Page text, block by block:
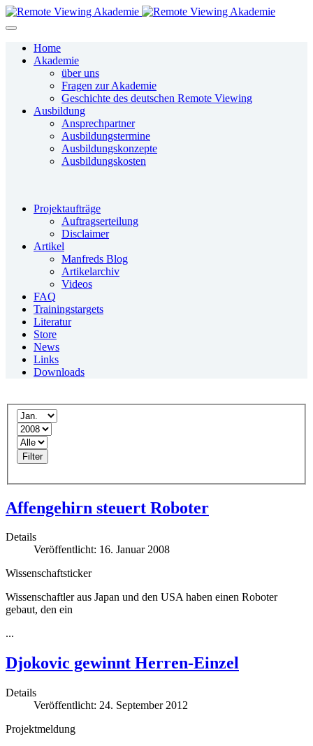
Home
Akademie
über uns
Fragen zur Akademie
Geschichte des deutschen Remote Viewing
Ausbildung
Ansprechpartner
Ausbildungstermine
Ausbildungskonzepte
Ausbildungskosten
Projektaufträge
Auftragserteilung
Disclaimer
Artikel
Manfreds Blog
Artikelarchiv
Videos
FAQ
Trainingstargets
Literatur
Store
News
Links
Downloads
Filter
Affengehirn steuert Roboter
Details
Veröffentlicht: 16. Januar 2008
Wissenschaftsticker
Wissenschaftler aus Japan und den USA haben einen Roboter
gebaut, den ein
...
Djokovic gewinnt Herren-Einzel
Details
Veröffentlicht: 24. September 2012
Projektmeldung